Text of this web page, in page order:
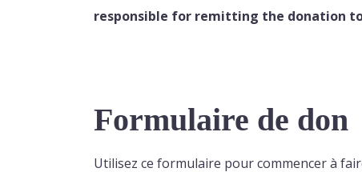
responsible for remitting the donation
Formulaire de don
Utilisez ce formulaire pour commencer à